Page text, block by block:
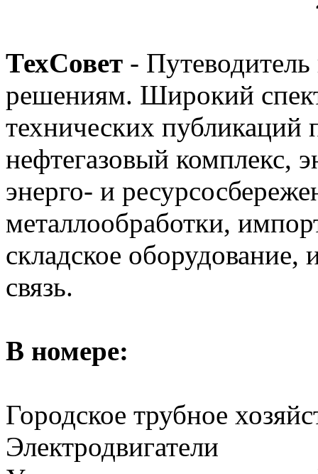
ТехСовет -
решениям. Широкий
технических публикаций
нефтегазовый комплекс,
энерго- и
металлообработки,
складское
связь.
В номере:
Городское трубное
Электродвигатели